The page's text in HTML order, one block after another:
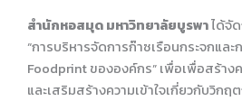
สำนักหอสมุด มหาวิทยาลัยบูรพาได้จั
“การบริหารจัดการก๊าซเรือนกระจกและ
Foodprint ขององค์กร” เพื่อเพื่อสร้าง
และเสริมสร้างความเข้าใจเกี่ยวกับวิก